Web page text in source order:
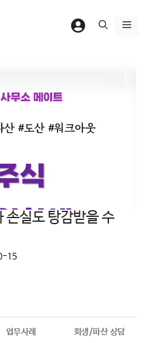
메
손실도 탕감받을 수
15
업무사례 회생/파산 상담